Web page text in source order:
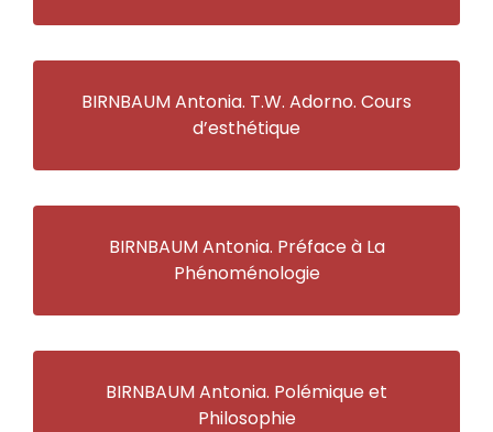
BIRNBAUM Antonia. T.W. Adorno. Cours
d’esthétique
BIRNBAUM Antonia. Préface à La
Phénoménologie
BIRNBAUM Antonia. Polémique et
Philosophie